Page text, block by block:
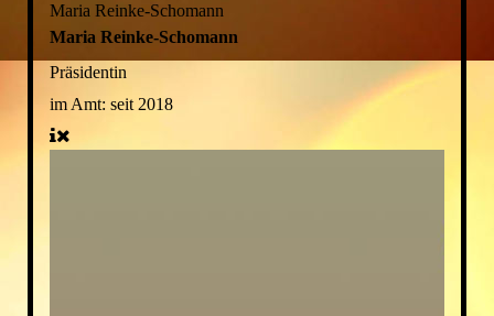
Maria Reinke-Schomann
Maria Reinke-Schomann
Präsidentin
im Amt: seit 2018